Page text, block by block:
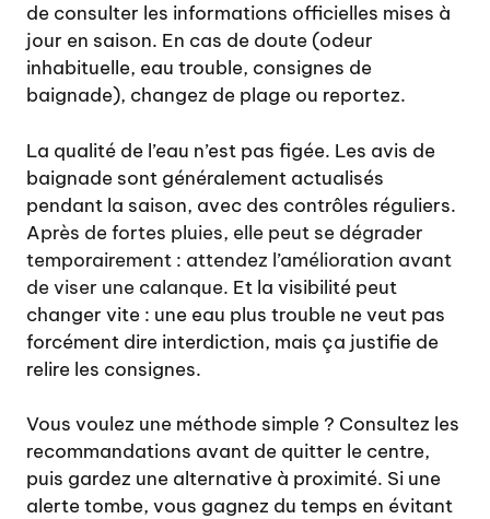
de consulter les informations officielles mises à
jour en saison. En cas de doute (odeur
inhabituelle, eau trouble, consignes de
baignade), changez de plage ou reportez.
La qualité de l’eau n’est pas figée. Les avis de
baignade sont généralement actualisés
pendant la saison, avec des contrôles réguliers.
Après de fortes pluies, elle peut se dégrader
temporairement : attendez l’amélioration avant
de viser une calanque. Et la visibilité peut
changer vite : une eau plus trouble ne veut pas
forcément dire interdiction, mais ça justifie de
relire les consignes.
Vous voulez une méthode simple ? Consultez les
recommandations avant de quitter le centre,
puis gardez une alternative à proximité. Si une
alerte tombe, vous gagnez du temps en évitant